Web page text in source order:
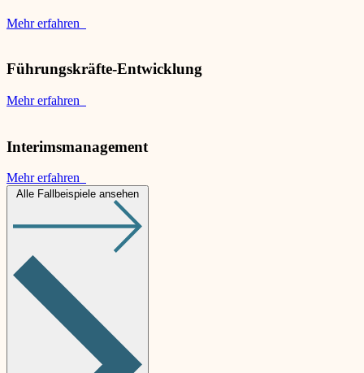
Mehr erfahren
Führungskräfte-Entwicklung
Mehr erfahren
Interimsmanagement
Mehr erfahren
Alle Fallbeispiele ansehen